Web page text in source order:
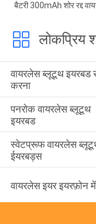
बैटरी 300mAh शोर रद्द
लोकप्रिय
वायरलेस ब्लूटूथ इयरबड
करना
पनरोक वायरलेस ब्लूटूथ
इयरबड
स्वेटप्रूफ वायरलेस
ईयरबड्स
वायरलेस इयर इयरफ़ोन में